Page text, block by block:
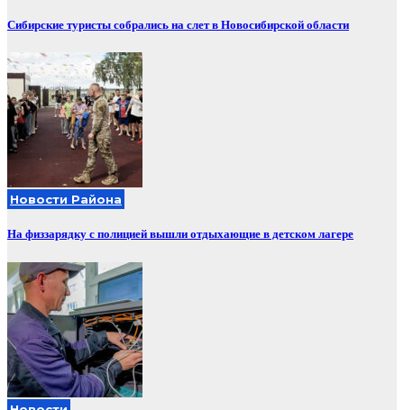
Сибирские туристы собрались на слет в Новосибирской области
Новости Района
На физзарядку с полицией вышли отдыхающие в детском лагере